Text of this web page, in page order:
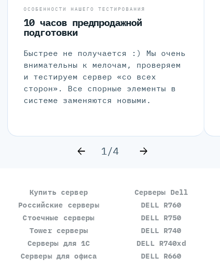
ОСОБЕННОСТИ НАШЕГО ТЕСТИРОВАНИЯ
10 часов предпродажной
подготовки
Быстрее не получается :) Мы очень
внимательны к мелочам, проверяем
и тестируем сервер «со всех
сторон». Все спорные элементы в
системе заменяются новыми.
1/4
Купить сервер
Российские серверы
Стоечные серверы
Tower серверы
Серверы для 1С
Серверы для офиса
Серверы Dell
DELL R760
DELL R750
DELL R740
DELL R740xd
DELL R660